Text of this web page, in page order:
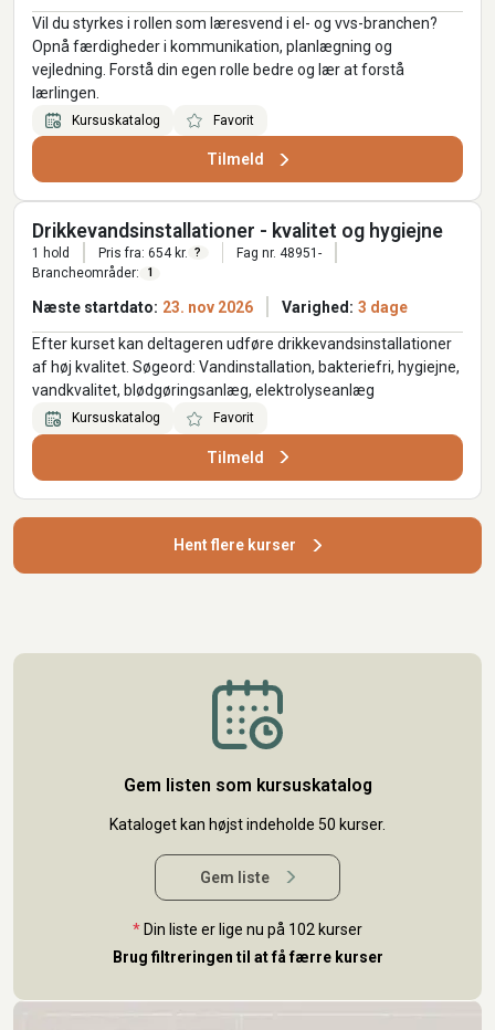
Vil du styrkes i rollen som læresvend i el- og vvs-branchen?
Opnå færdigheder i kommunikation, planlægning og
vejledning. Forstå din egen rolle bedre og lær at forstå
lærlingen.
Kursuskatalog Favorit
Tilmeld
Drikkevandsinstallationer - kvalitet og hygiejne
1 hold Pris fra: 654 kr. ?
Fag nr. 48951-
Brancheområder:
1
Næste startdato: 23. nov 2026 Varighed: 3 dage
Efter kurset kan deltageren udføre drikkevandsinstallationer
af høj kvalitet. Søgeord: Vandinstallation, bakteriefri, hygiejne,
vandkvalitet, blødgøringsanlæg, elektrolyseanlæg
Kursuskatalog Favorit
Tilmeld
Hent flere kurser
Gem listen som kursuskatalog
Kataloget kan højst indeholde 50 kurser.
Gem liste
* Din liste er lige nu på 102 kurser
Brug filtreringen til at få færre kurser